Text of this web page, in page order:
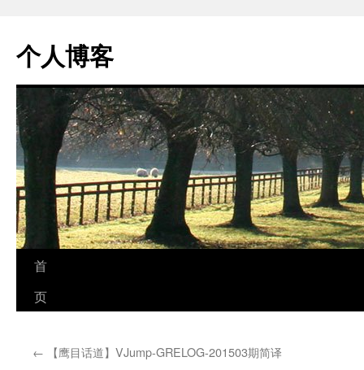
个人博客
跳
至
文
首
页
← 【鹰目话道】VJump-GRELOG-201503期简译